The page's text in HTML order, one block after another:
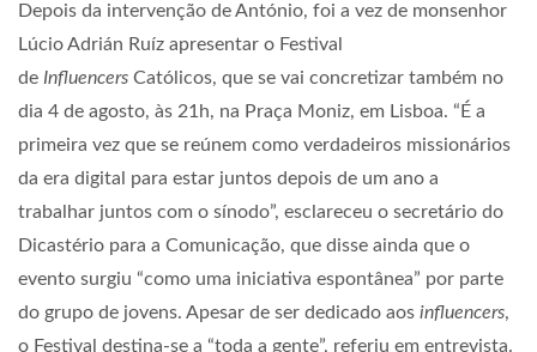
Depois da intervenção de António, foi a vez de monsenhor
Lúcio Adrián Ruíz apresentar o Festival
de Influencers Católicos, que se vai concretizar também no
dia 4 de agosto, às 21h, na Praça Moniz, em Lisboa. “É a
primeira vez que se reúnem como verdadeiros missionários
da era digital para estar juntos depois de um ano a
trabalhar juntos com o sínodo”, esclareceu o secretário do
Dicastério para a Comunicação, que disse ainda que o
evento surgiu “como uma iniciativa espontânea” por parte
do grupo de jovens. Apesar de ser dedicado aos influencers,
o Festival destina-se a “toda a gente”, referiu em entrevista.